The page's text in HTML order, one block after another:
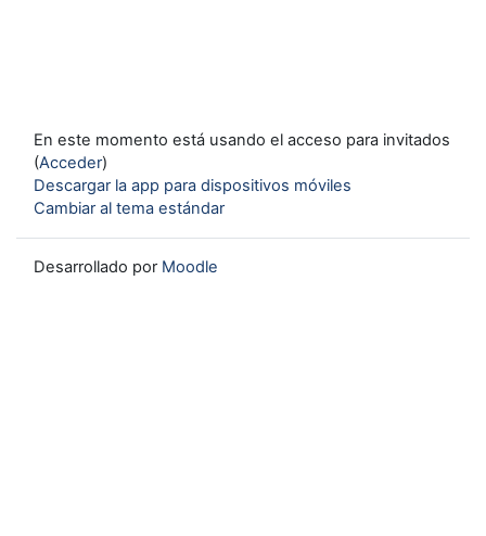
En este momento está usando el acceso para invitados
(Acceder)
Descargar la app para dispositivos móviles
Cambiar al tema estándar
Desarrollado por Moodle